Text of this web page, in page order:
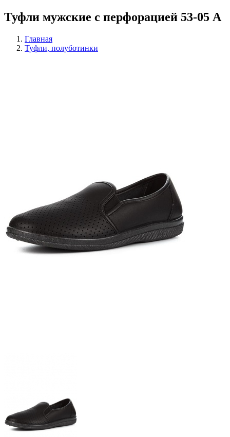
Туфли мужские с перфорацией 53-05 А
Главная
Туфли, полуботинки